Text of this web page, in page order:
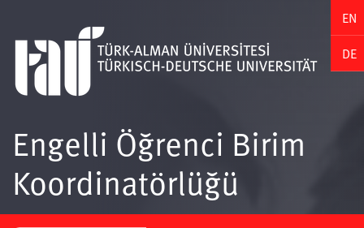
EN
DE
Engelli Öğrenci Birim
Koordinatörlüğü